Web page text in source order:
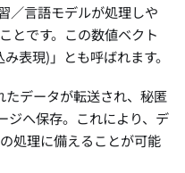
／言語モデルが処理しや
とです。この数値ベクト
表現)」とも呼ばれます。
たデータが転送され、秘匿
ジへ保存。これにより、デ
処理に備えることが可能